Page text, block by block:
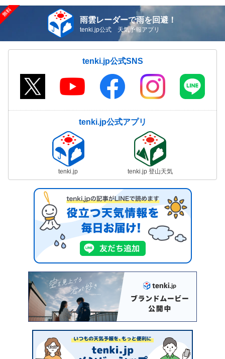
雨雲レーダーで雨を回避！
tenki.jp公式 天気予報アプリ
tenki.jp公式SNS
tenki.jp公式アプリ
tenki.jp tenki.jp 登山天気